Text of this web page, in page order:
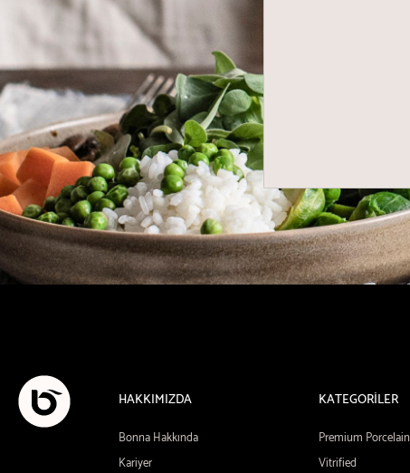
HAKKIMIZDA
Bonna Hakkında
Kariyer
KATEGORİLER
Premium Porcelain
Vitrified